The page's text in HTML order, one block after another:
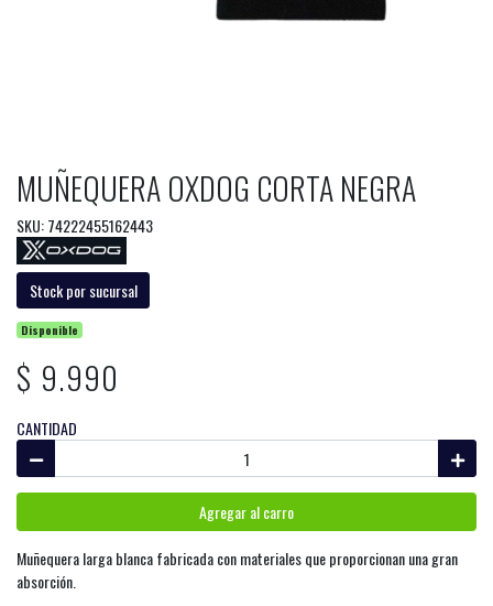
MUÑEQUERA OXDOG CORTA NEGRA
SKU: 74222455162443
Stock por sucursal
Disponible
$ 9.990
CANTIDAD
Agregar al carro
Muñequera larga blanca fabricada con materiales que proporcionan una gran
absorción.